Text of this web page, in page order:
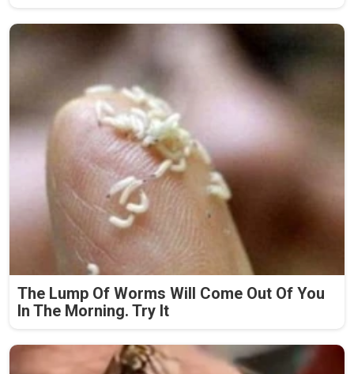
The Lump Of Worms Will Come Out Of You
In The Morning. Try It